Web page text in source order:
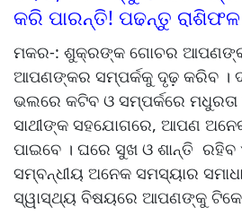
କରି ପାରନ୍ତି! ପଢନ୍ତୁ ରାଶିଫଳ
ମକର-: ଶୁକ୍ରଙ୍କ ଗୋଚର
ଆପଣଙ୍କର ସମ୍ପର୍କକୁ ଦୃଢ଼ କରିବ
ଭଲରେ କଟିବ ଓ ସମ୍ପର୍କରେ
ସାଥୀଙ୍କ ସହଯୋଗରେ, ଆପଣ
ପାଇବେ । ଘରେ ସୁଖ ଓ ଶାନ୍ତି ରହିବ
ସମ୍ବନ୍ଧୀୟ ଅନେକ ସମସ୍ୟାର
ସ୍ୱାସ୍ଥ୍ୟ ବିଷୟରେ ଆପଣଙ୍କୁ ଟିକେ